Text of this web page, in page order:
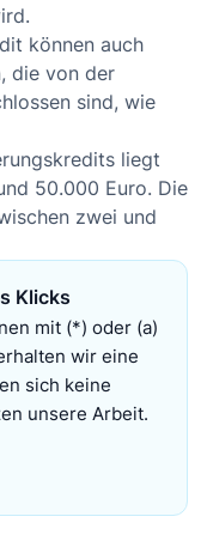
können auch
die von der
sind, wie
liegt
50.000 Euro. Die
zwei und
Klicks
mit (*) oder (a)
wir eine
sich keine
unsere Arbeit.